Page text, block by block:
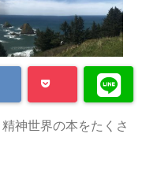
神世界の本をたくさ